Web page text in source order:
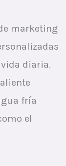
marketing
diaria.
fría
el